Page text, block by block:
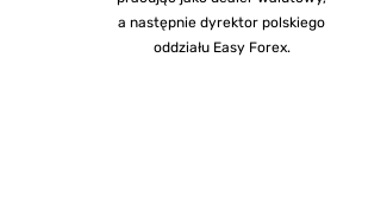
a następnie dyrektor polskiego
oddziału Easy Forex.